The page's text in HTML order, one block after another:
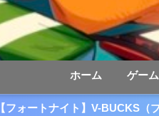
ホーム ゲーム
【フォートナイト】V-BUCKS（